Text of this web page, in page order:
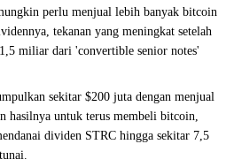
perlu menjual lebih banyak bitcoin
tekanan yang meningkat setelah
miliar dari 'convertible senior notes'
sekitar $200 juta dengan menjual
hasilnya untuk terus membeli bitcoin,
dividen STRC hingga sekitar 7,5